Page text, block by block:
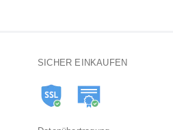
SICHER EINKAUFEN